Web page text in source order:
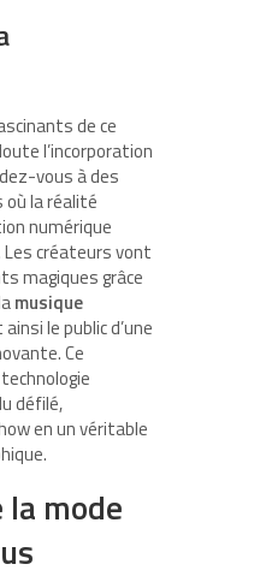
de ce
l’incorporation
vous à des
où la réalité
numérique
Les créateurs vont
magiques grâce
musique
le public d’une
Ce
défilé,
en un véritable
la mode